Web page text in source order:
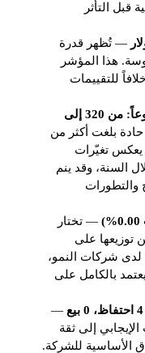
قبل التأثر
— تُظهر قدرة
هذا المؤشر
للتقييمات
نطاق التحرك السعري خلال 52 أسبوعاً: من 320 إلى
بلغت أكثر من
يعكس تغيّرات
السنة، وقد ينم
والتطورات
— تختار
توزيعها على
لدى شركات النمو،
بالكامل على
—
إلى ثقة
الأساسية للشركة.